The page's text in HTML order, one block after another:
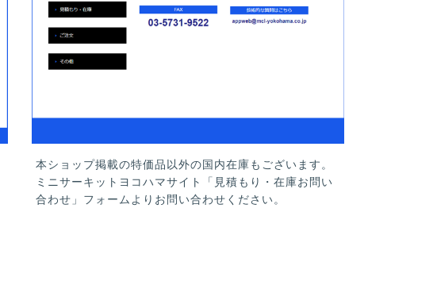
本ショップ掲載の特価品以外の国内在庫もございます。
ミニサーキットヨコハマサイト「見積もり・在庫お問い
合わせ」フォームよりお問い合わせください。